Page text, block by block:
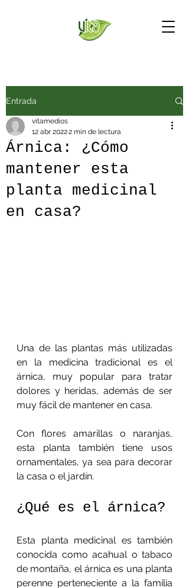
Entrada
Árnica: ¿Cómo
mantener esta
planta medicinal
en casa?
vitamedios
12 abr 20222 min de lectura
Una de las plantas más utilizadas
en la medicina tradicional es el
árnica, muy popular para tratar
dolores y heridas, además de ser
muy fácil de mantener en casa.
Con flores amarillas o naranjas,
esta planta también tiene usos
ornamentales, ya sea para decorar
la casa o el jardín.
¿Qué es el árnica?
Esta planta medicinal es también
conocida como acahual o tabaco
de montaña, el árnica es una planta
perenne perteneciente a la familia